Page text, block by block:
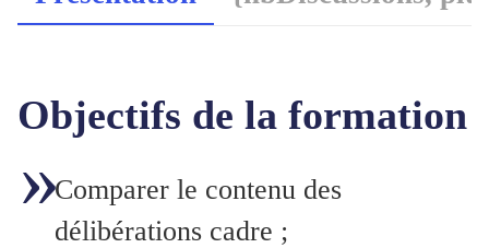
Objectifs de la formation
Comparer le contenu des
délibérations cadre ;